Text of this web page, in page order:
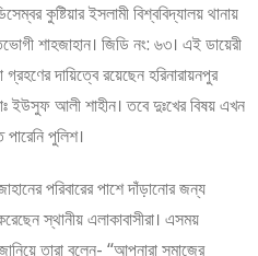
কুষ্টিয়ার ইসলামী বিশ্ববিদ্যালয় থানায়
শাহজাহান। জিডি নং: ৬৩। এই ডায়েরী
দায়িত্বে রয়েছেন হরিনারায়নপুর
ইউসুফ আলী শাহীন। তবে দুঃখের বিষয় এখন
পুলিশ।
পরিবারের পাশে দাঁড়ানোর জন্য
স্থানীয় এলাকাবাসীরা। এসময়
তারা বলেন- “আপনারা সমাজের